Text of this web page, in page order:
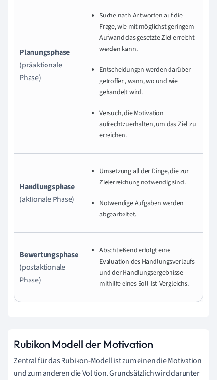
Planungsphase
(präaktionale
Phase)
Suche nach Antworten auf die
Frage, wie mit möglichst geringem
Aufwand das gesetzte Ziel erreicht
werden kann.
Entscheidungen werden darüber
getroffen, wann, wo und wie
gehandelt wird.
Versuch, die Motivation
aufrechtzuerhalten, um das Ziel zu
erreichen.
Handlungsphase
(aktionale Phase)
Umsetzung all der Dinge, die zur
Zielerreichung notwendig sind.
Notwendige Aufgaben werden
abgearbeitet.
Bewertungsphase
(postaktionale
Phase)
Abschließend erfolgt eine
Evaluation des Handlungsverlaufs
und der Handlungsergebnisse
mithilfe eines Soll-Ist-Vergleichs.
Rubikon Modell der Motivation
Zentral für das Rubikon-Modell ist zum einen die Motivation
und zum anderen die Volition. Grundsätzlich wird darunter